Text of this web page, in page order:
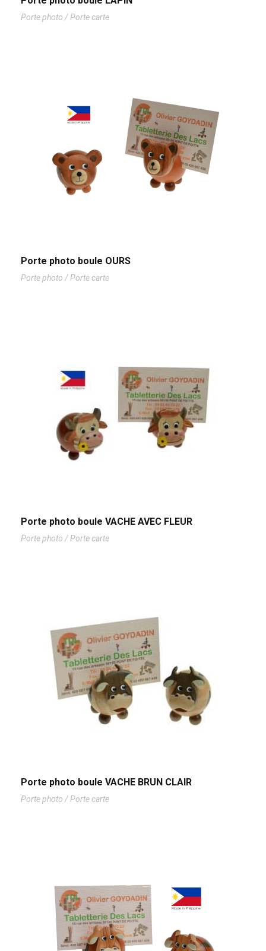
Porte photo / Porte carte
Porte photo boule OURS
Porte photo / Porte carte
Porte photo boule VACHE AVEC FLEUR
Porte photo / Porte carte
Porte photo boule VACHE BRUN CLAIR
Porte photo / Porte carte